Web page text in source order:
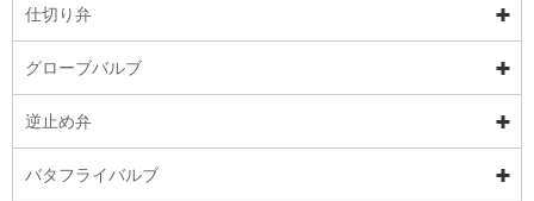
仕切り弁
グローブバルブ
逆止め弁
バタフライバルブ